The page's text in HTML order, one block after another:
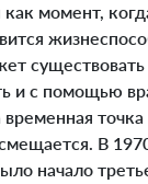
как момент,
существовать
и с помощью
точка
В
начало